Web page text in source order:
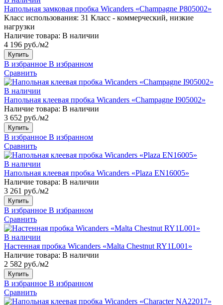
Напольная замковая пробка Wicanders «Champagne P805002»
Класс использования: 31 Класс - коммерческий, низкие
нагрузки
Наличие товара: В наличии
4 196 руб./м2
Купить
В избранное В избранном
Сравнить
В наличии
Напольная клеевая пробка Wicanders «Champagne I905002»
Наличие товара: В наличии
3 652 руб./м2
Купить
В избранное В избранном
Сравнить
В наличии
Напольная клеевая пробка Wicanders «Plaza EN16005»
Наличие товара: В наличии
3 261 руб./м2
Купить
В избранное В избранном
Сравнить
В наличии
Настенная пробка Wicanders «Malta Chestnut RY1L001»
Наличие товара: В наличии
2 582 руб./м2
Купить
В избранное В избранном
Сравнить